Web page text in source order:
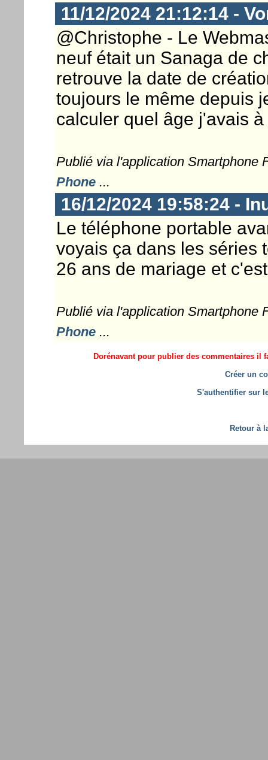
11/12/2024 21:12:14 -
@Christophe - Le
neuf était un Sanaga de
retrouve la date de
toujours le même depuis
calculer quel âge j'avais
Publié via l'application Smartphone
Phone...
16/12/2024 19:58:24 -
Le téléphone portable
voyais ça dans les séries
26 ans de mariage et
Publié via l'application Smartphone
Phone...
Dorénavant pour publier des commentaires il
Créer un
S'authentifier sur
Retour à